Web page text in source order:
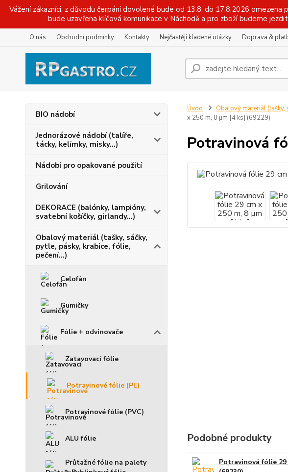
Vážení zákazníci, z důvodu čerpání dovolené bude od 13.8. do 17.8.2026
bude uzavřena klíčová komunikace v Náchodě a pro zboží budeme
O nás Obchodní podmínky Kontakty Nejčastěji kladené otázky Doprava &
BIO nádobí
Jednorázové nádobí (talíře,
tácky, kelímky, misky...)
Nádobí pro opakované použití
Grilování
DEKORACE (balónky, lampióny,
svatební košíčky, girlandy...)
Obalový materiál (tašky, sáčky,
pytle, pásky, krabice, fólie,
pečení...)
Celofán
Gumičky
Fólie + odvinovače
Zatavovací fólie
Potravinové fólie (PE)
Potravinové fólie (PVC)
ALU fólie
Průtažné fólie na palety
Úvod Obalový materiál (tašky,
x 250 m, 8 µm [4 ks] (69229)
Potravinová
Podobné produkty
Potravinová fólie 29